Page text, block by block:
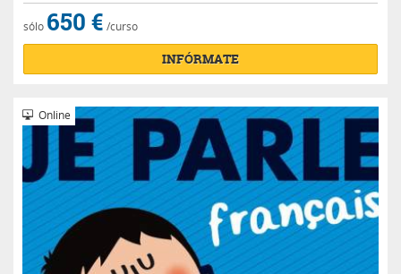
sólo 650 € /curso
INFÓRMATE
Online